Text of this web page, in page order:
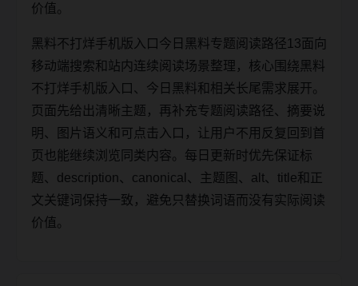
价值。
黑料不打烊手机版入口今日黑料专题阅读路径13面向
移动端搜索和站内连续阅读场景整理，核心围绕黑料
不打烊手机版入口、今日黑料和相关长尾需求展开。
页面先给出清晰主题，再补充专题阅读路径、摘要说
明、图片语义和可点击入口，让用户不用反复回到首
页也能继续浏览同类内容。每日更新时优先保证标
题、description、canonical、主题图、alt、title和正
文关键词保持一致，避免只替换词语而没有实际阅读
价值。